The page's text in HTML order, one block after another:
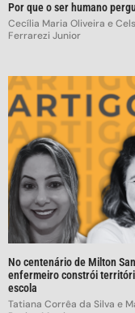
Por que o ser humano
Cecília Maria Oliveira e
Ferrarezi Junior
No centenário de Milton
enfermeiro constrói
escola
Tatiana Corrêa da Silva e